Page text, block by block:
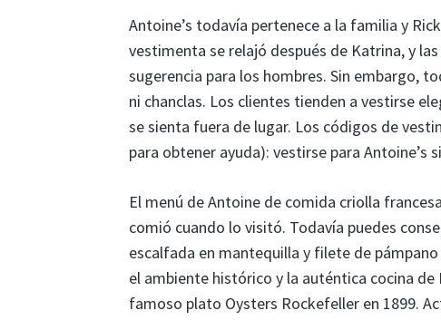
Antoine’s todavía pertenece a la familia y
vestimenta se relajó después de Katrina, y
sugerencia para los hombres. Sin embargo,
ni chanclas. Los clientes tienden a vestirse
se sienta fuera de lugar. Los códigos de
para obtener ayuda): vestirse para Antoine’s
El menú de Antoine de comida criolla
comió cuando lo visitó. Todavía puedes
escalfada en mantequilla y filete de
el ambiente histórico y la auténtica cocina
famoso plato Oysters Rockefeller en 1899.